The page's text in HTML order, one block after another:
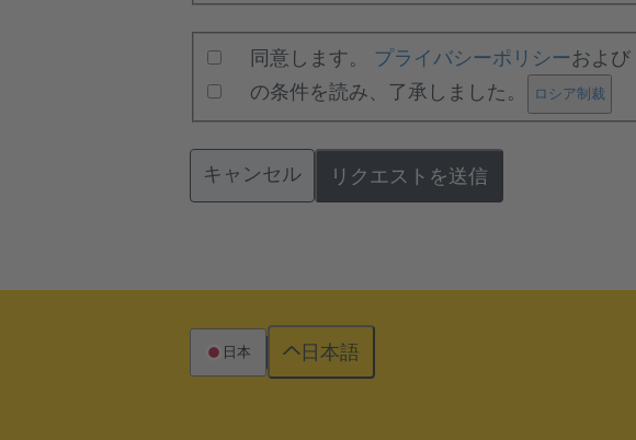
同意します。 プライバシーポリシーおよび
の条件を読み、了承しました。
ロシア制裁
キャンセル リクエストを送信
日本 日本語